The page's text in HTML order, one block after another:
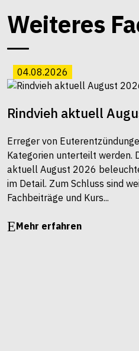
Weiteres
04.08.2026
Rindvieh aktuell
Erreger von
Kategorien unterteilt werden.
aktuell August 2026
im Detail. Zum Schluss sind
Fachbeiträge und Kurs...
Mehr erfahren